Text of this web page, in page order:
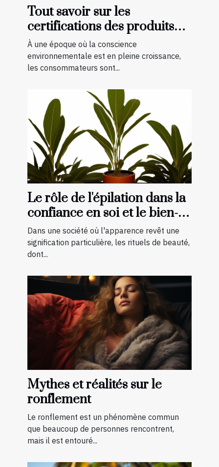
Tout savoir sur les
certifications des produits
bio et naturels
À une époque où la conscience
environnementale est en pleine croissance,
les consommateurs sont...
Le rôle de l'épilation dans la
confiance en soi et le bien-
être général
Dans une société où l'apparence revêt une
signification particulière, les rituels de beauté,
dont...
Mythes et réalités sur le
ronflement
Le ronflement est un phénomène commun
que beaucoup de personnes rencontrent,
mais il est entouré...